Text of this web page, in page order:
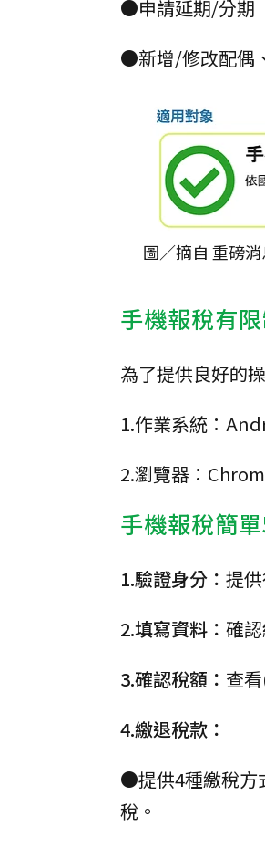
●申請延期/分期
●新增/修改配偶
圖／摘自 重磅
手機報稅有
為了提供良好的
1.作業系統：
2.瀏覽器：
手機報稅簡
1.驗證身分： 提
2.填寫資料： 確
3.確認稅額： 查看
4.繳退稅款：
●提供4種繳稅方
稅。